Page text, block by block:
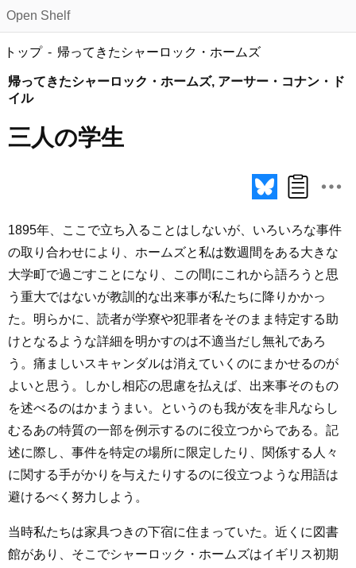
Open Shelf
トップ 帰ってきたシャーロック・ホームズ
帰ってきたシャーロック・ホームズ, アーサー・コナン・ド
イル
三人の学生
1895年、ここで立ち入ることはしないが、いろいろな事件
の取り合わせにより、ホームズと私は数週間をある大きな
大学町で過ごすことになり、この間にこれから語ろうと思
う重大ではないが教訓的な出来事が私たちに降りかかっ
た。明らかに、読者が学寮や犯罪者をそのまま特定する助
けとなるような詳細を明かすのは不適当だし無礼であろ
う。痛ましいスキャンダルは消えていくのにまかせるのが
よいと思う。しかし相応の思慮を払えば、出来事そのもの
を述べるのはかまうまい。というのも我が友を非凡ならし
むるあの特質の一部を例示するのに役立つからである。記
述に際し、事件を特定の場所に限定したり、関係する人々
に関する手がかりを与えたりするのに役立つような用語は
避けるべく努力しよう。
当時私たちは家具つきの下宿に住まっていた。近くに図書
館があり、そこでシャーロック・ホームズはイギリス初期